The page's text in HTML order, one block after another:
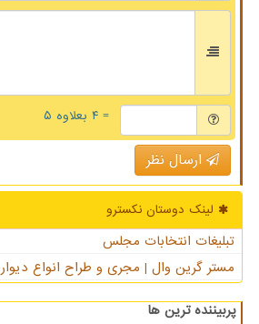
= ۴ بعلاوه ۵
ارسال نظر
لینک دوستان نكسترو
تبلیغات انتخابات مجلس
مستر گرین وال | مجری و طراح انواع
پربیننده ترین ها